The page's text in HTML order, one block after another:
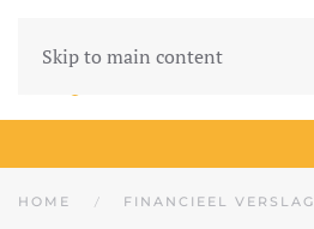
Skip to main content
HOME FINANCIEEL VERSLAG